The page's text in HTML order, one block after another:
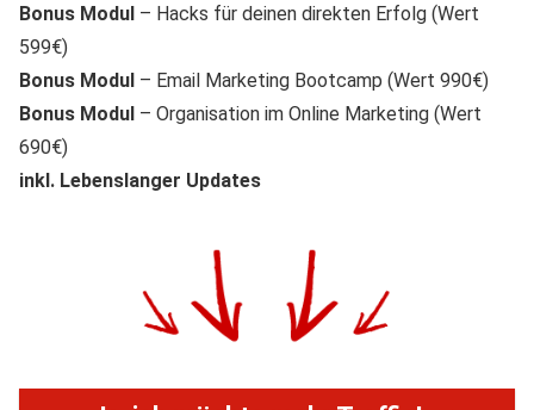
Bonus Modul – Hacks für deinen direkten Erfolg (Wert
599€)
Bonus Modul – Email Marketing Bootcamp (Wert 990€)
Bonus Modul – Organisation im Online Marketing (Wert
690€)
inkl. Lebenslanger Updates